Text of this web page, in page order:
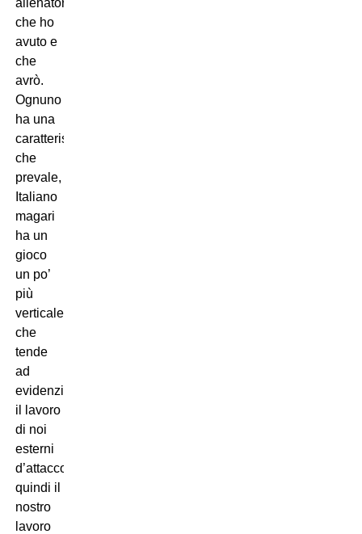
che ho
avuto e
che
avrò.
Ognuno
ha una
caratteristica
che
prevale,
Italiano
magari
ha un
gioco
un po’
più
verticale,
che
tende
ad
evidenziare
il lavoro
di noi
esterni
d’attacco,
quindi il
nostro
lavoro